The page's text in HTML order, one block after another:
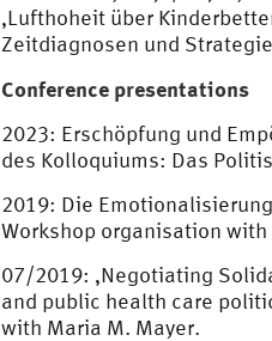
‚Lufthoheit über
Zeitdiagnosen und
Conference presentations
2023: Erschöpfung und
des Kolloquiums: Das
2019: Die
Workshop organisation
07/2019: ‚Negotiating
and public health care
with Maria M. Mayer.